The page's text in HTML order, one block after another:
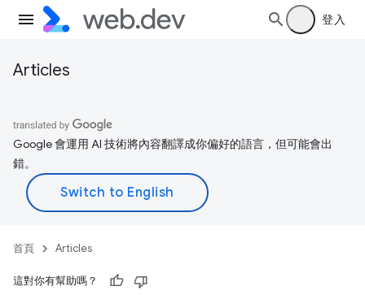
登入
Articles
Google 會運用 AI 技術將內容翻譯成你偏好的語言，但可能會出
錯。
首頁 Articles
這對你有幫助嗎？